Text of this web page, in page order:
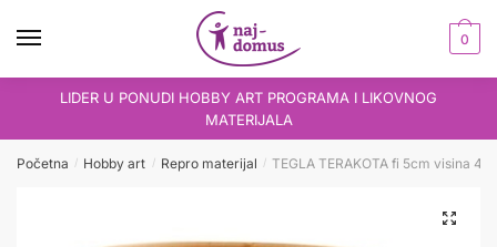
0
LIDER U PONUDI HOBBY ART PROGRAMA I LIKOVNOG
MATERIJALA
Početna / Hobby art / Repro materijal / TEGLA TERAKOTA fi 5cm visina